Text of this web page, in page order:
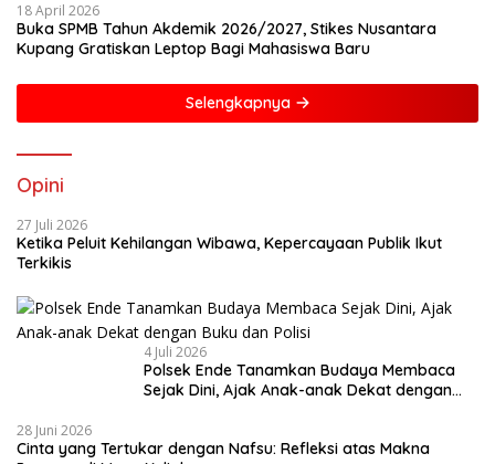
18 April 2026
Buka SPMB Tahun Akdemik 2026/2027, Stikes Nusantara
Kupang Gratiskan Leptop Bagi Mahasiswa Baru
Selengkapnya
Opini
27 Juli 2026
Ketika Peluit Kehilangan Wibawa, Kepercayaan Publik Ikut
Terkikis
4 Juli 2026
Polsek Ende Tanamkan Budaya Membaca
Sejak Dini, Ajak Anak-anak Dekat dengan
28 Juni 2026
Cinta yang Tertukar dengan Nafsu: Refleksi atas Makna